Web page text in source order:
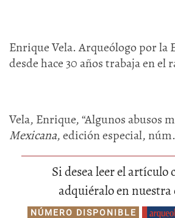
Enrique Vela. Arqueólogo por la
desde hace 30 años trabaja en
Vela, Enrique, “Algunos abusos
Mexicana, edición especial,
Si desea leer el artículo
adquiéralo en
NÚMERO DISPONIBLE